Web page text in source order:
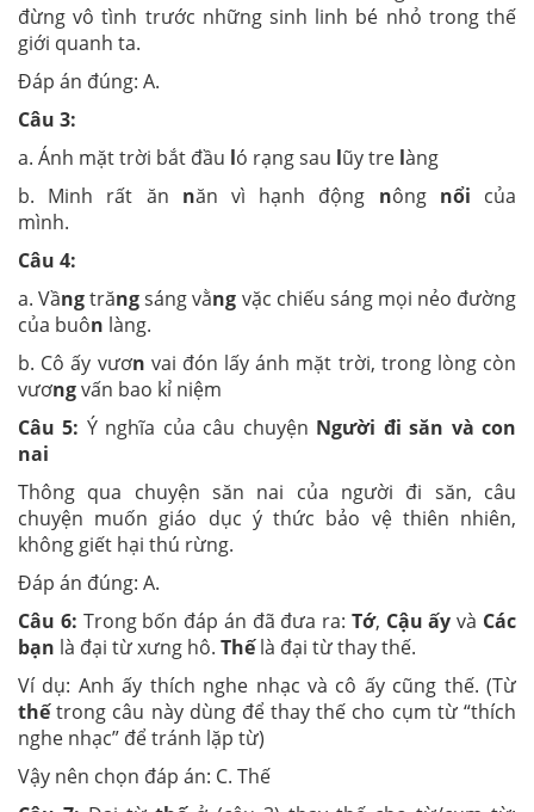
đừng vô tình trước những sinh linh bé nhỏ trong thế
giới quanh ta.
Đáp án đúng: A.
Câu 3:
a. Ánh mặt trời bắt đầu ló rạng sau lũy tre làng
b. Minh rất ăn năn vì hạnh động nông nổi của
mình.
Câu 4:
a. Vầngtrăngsáng vằng vặc chiếu sáng mọi nẻo đường
của buôn làng.
b. Cô ấy vươn vai đón lấy ánh mặt trời, trong lòng còn
vươngvấn bao kỉ niệm
Câu 5: Ý nghĩa của câu chuyện Người đi săn và con
nai
Thông qua chuyện săn nai của người đi săn, câu
chuyện muốn giáo dục ý thức bảo vệ thiên nhiên,
không giết hại thú rừng.
Đáp án đúng: A.
Câu 6: Trong bốn đáp án đã đưa ra: Tớ, Cậu ấy và Các
bạn là đại từ xưng hô. Thếlà đại từ thay thế.
Ví dụ: Anh ấy thích nghe nhạc và cô ấy cũng thế. (Từ
thếtrong câu này dùng để thay thế cho cụm từ “thích
nghe nhạc” để tránh lặp từ)
Vậy nên chọn đáp án: C. Thế